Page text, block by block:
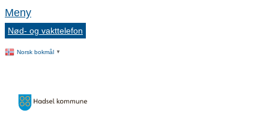
Meny
Nød- og vakttelefon
Norsk bokmål ▼